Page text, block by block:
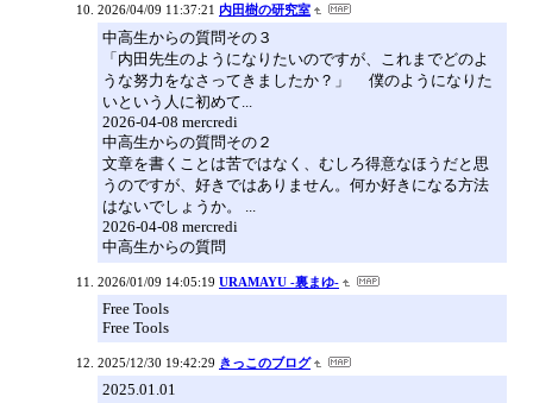
2026/04/09 11:37:21 内田樹の研究室
中高生からの質問その３
「内田先生のようになりたいのですが、これまでどのよ
うな努力をなさってきましたか？」 僕のようになりた
いという人に初めて...
2026-04-08 mercredi
中高生からの質問その２
文章を書くことは苦ではなく、むしろ得意なほうだと思
うのですが、好きではありません。何か好きになる方法
はないでしょうか。 ...
2026-04-08 mercredi
中高生からの質問
2026/01/09 14:05:19 URAMAYU -裏まゆ-
Free Tools
Free Tools
2025/12/30 19:42:29 きっこのブログ
2025.01.01